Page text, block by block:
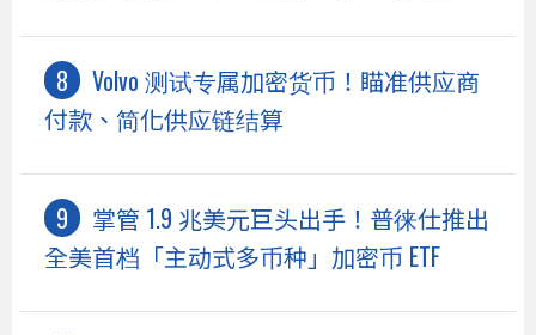
Volvo 测试专属加密货币！瞄准供应商
付款、简化供应链结算
掌管 1.9 兆美元巨头出手！普徕仕推出
全美首档「主动式多币种」加密币 ETF